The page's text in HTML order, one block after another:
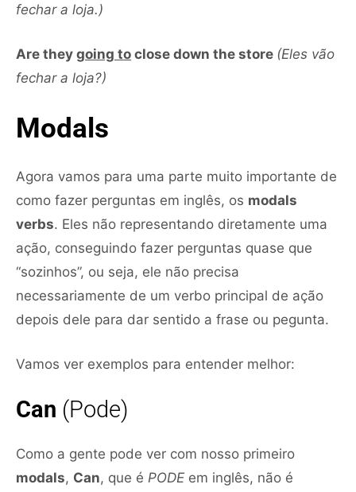
fechar a loja.)
Are they going to close down the store (Eles vão
fechar a loja?)
Modals
Agora vamos para uma parte muito importante de
como fazer perguntas em inglês, os modals
verbs. Eles não representando diretamente uma
ação, conseguindo fazer perguntas quase que
“sozinhos”, ou seja, ele não precisa
necessariamente de um verbo principal de ação
depois dele para dar sentido a frase ou pegunta.
Vamos ver exemplos para entender melhor:
Can (Pode)
Como a gente pode ver com nosso primeiro
modals, Can, que é PODE em inglês, não é